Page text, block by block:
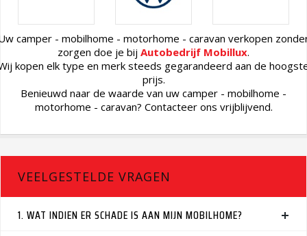
camper - mobilhome - motorhome - caravan verkopen
zorgen doe je bij Autobedrijf Mobillux.
kopen elk type en merk steeds gegarandeerd aan de
prijs.
Benieuwd naar de waarde van uw camper - mobilhome -
motorhome - caravan? Contacteer ons vrijblijvend.
VEELGESTELDE VRAGEN
1. WAT INDIEN ER SCHADE IS AAN MIJN MOBILHOME?